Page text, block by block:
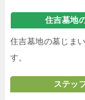
住吉墓地
住吉墓地の墓じま
す。
ステッ